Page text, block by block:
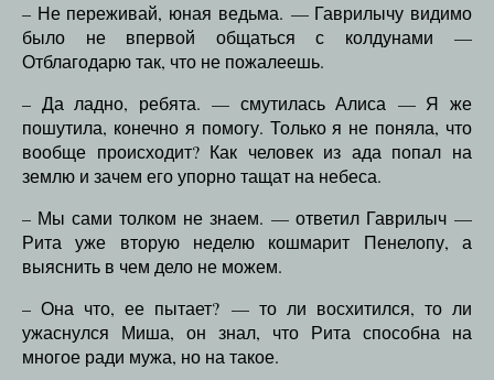
– Не переживай, юная ведьма. — Гаврилычу видимо
было не впервой общаться с колдунами —
Отблагодарю так, что не пожалеешь.
– Да ладно, ребята. — смутилась Алиса — Я же
пошутила, конечно я помогу. Только я не поняла, что
вообще происходит? Как человек из ада попал на
землю и зачем его упорно тащат на небеса.
– Мы сами толком не знаем. — ответил Гаврилыч —
Рита уже вторую неделю кошмарит Пенелопу, а
выяснить в чем дело не можем.
– Она что, ее пытает? — то ли восхитился, то ли
ужаснулся Миша, он знал, что Рита способна на
многое ради мужа, но на такое.